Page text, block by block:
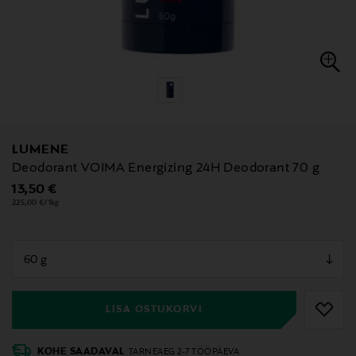
LUMENE
Deodorant VOIMA Energizing 24H Deodorant 70 g
Original Price
13,50 €
225,00 €/1kg
LISA OSTUKORVI
null
KOHE SAADAVAL TARNEAEG 2-7 TÖÖPÄEVA